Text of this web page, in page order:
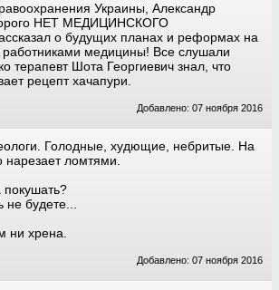
Украины, Александр
НЕТ МЕДИЦИНСКОГО
о будущих планах и реформах на
работниками медицины! Все слушали
терапевт Шота Георгиевич знал, что
рецепт хачапури.
Добавлено: 07 ноября 2016
Голодные, худющие, небритые. На
ломтями.
будете...
ни хрена.
Добавлено: 07 ноября 2016